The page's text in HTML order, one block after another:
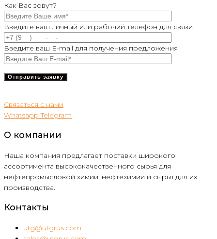
Как Вас зовут?
Введите ваш личный или рабочий телефон для связи
Введите ваш E-mail для получения предложения
Связаться с нами
Whatsapp Telegram
О компании
Наша компания предлагает поставки широкого
ассортимента высококачественного сырья для
нефтепромысловой химии, нефтехимии и сырья для их
производства.
Контакты
utg@utgrus.com